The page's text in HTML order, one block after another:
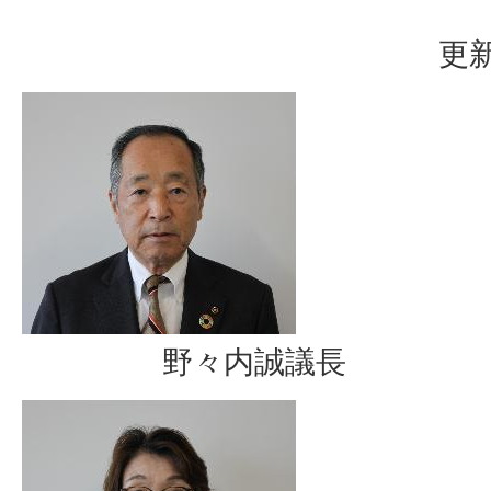
更
野々内誠議長